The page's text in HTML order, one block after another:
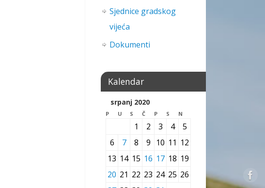
Sjednice gradskog
vijeća
Dokumenti
Kalendar
srpanj 2020
P U S Č P S N
1 2 3 4
5
6
7 8 9 10 11 12
13 14 15 16 17 18 19
20 21 22 23 24 25 26